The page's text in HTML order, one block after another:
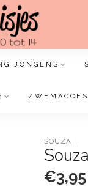
JONGENS
SOUZA
€3,95